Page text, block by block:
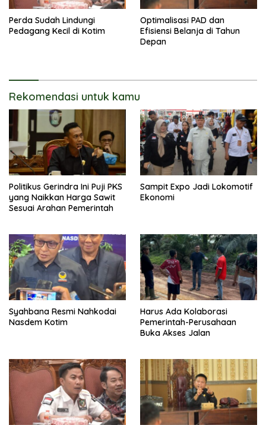
Perda Sudah Lindungi
Pedagang Kecil di Kotim
Optimalisasi PAD dan
Efisiensi Belanja di Tahun
Depan
Rekomendasi untuk kamu
Politikus Gerindra Ini Puji PKS
yang Naikkan Harga Sawit
Sesuai Arahan Pemerintah
Sampit Expo Jadi Lokomotif
Ekonomi
Syahbana Resmi Nahkodai
Nasdem Kotim
Harus Ada Kolaborasi
Pemerintah-Perusahaan
Buka Akses Jalan